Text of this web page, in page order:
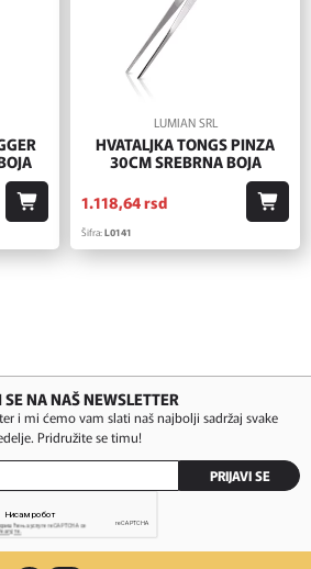
LUMIAN SRL
HVATALJKA TONGS PINZA
30CM SREBRNA BOJA
1.118,64rsd
Šifra:L0141
SE NA NAŠ NEWSLETTER
i mi ćemo vam slati naš najbolji sadržaj svake
Pridružite se timu!
PRIJAVI SE